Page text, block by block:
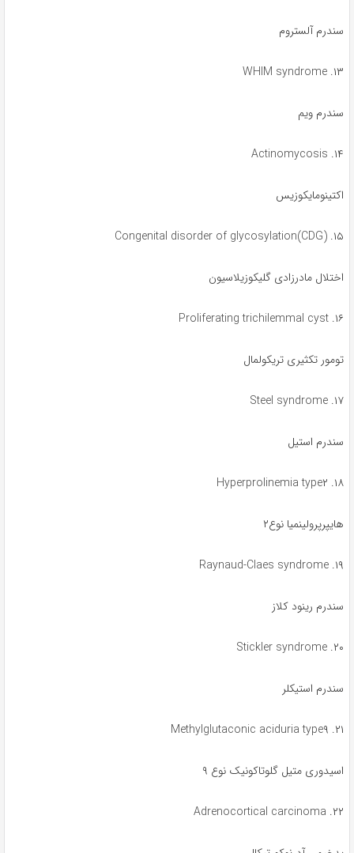
سندرم آلستروم
۱۳. WHIM syndrome
سندرم ویم
۱۴. Actinomycosis
اکتینومایکوزیس
۱۵. Congenital disorder of glycosylation(CDG)
اختلال مادرزادی گلیکوزیلاسیون
۱۶. Proliferating trichilemmal cyst
تومور تکثیری تریکولمال
۱۷. Steel syndrome
سندرم استیل
۱۸. Hyperprolinemia type۲
هایپرپرولینمیا نوع۲
۱۹. Raynaud-Claes syndrome
سندرم رینود کلاز
۲۰. Stickler syndrome
سندرم استیکلر
۲۱. Methylglutaconic aciduria type۹
اسیدوری متیل گلوتاکونیک نوع ۹
۲۲. Adrenocortical carcinoma